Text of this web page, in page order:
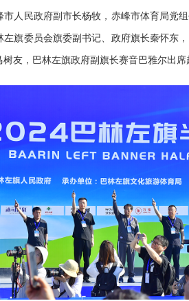
市人民政府副市长杨牧，赤峰市体育局党
左旗委员会旗委副书记、政府旗长秦怀东
友，巴林左旗政府副旗长赛音巴雅尔出